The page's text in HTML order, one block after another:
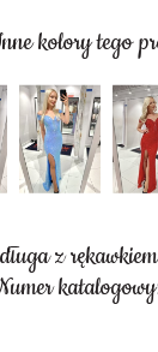
kolory tego
z